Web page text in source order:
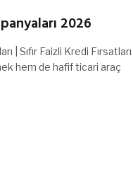
2026
| Sıfır Faizli Kredi Fırsatları
hem de hafif ticari araç